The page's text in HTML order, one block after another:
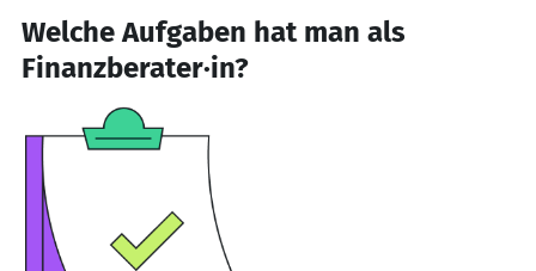
Welche Aufgaben hat man als
Finanzberater·in?